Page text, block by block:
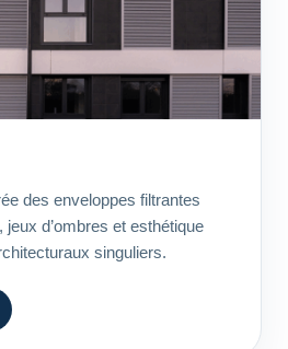
des enveloppes filtrantes
d’ombres et esthétique
singuliers.